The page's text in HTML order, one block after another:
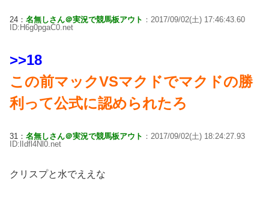
24： 名無しさん＠実況で競馬板アウト ：2017/09/02(土) 17:46:43.60
ID:H6g0pgaC0.net
>>18
この前マックVSマクドでマクドの勝
利って公式に認められたろ
31： 名無しさん＠実況で競馬板アウト ：2017/09/02(土) 18:24:27.93
ID:lIdfl4Nl0.net
クリスプと水でええな